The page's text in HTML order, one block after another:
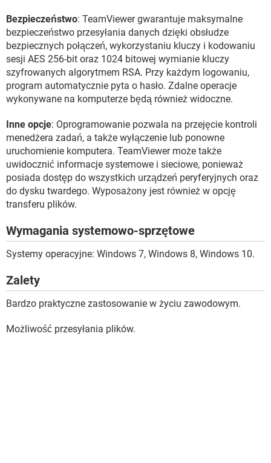
Bezpieczeństwo: TeamViewer gwarantuje maksymalne
bezpieczeństwo przesyłania danych dzięki obsłudze
bezpiecznych połączeń, wykorzystaniu kluczy i kodowaniu
sesji AES 256-bit oraz 1024 bitowej wymianie kluczy
szyfrowanych algorytmem RSA. Przy każdym logowaniu,
program automatycznie pyta o hasło. Zdalne operacje
wykonywane na komputerze będą również widoczne.
Inne opcje: Oprogramowanie pozwala na przejęcie kontroli
menedżera zadań, a także wyłączenie lub ponowne
uruchomienie komputera. TeamViewer może także
uwidocznić informacje systemowe i sieciowe, ponieważ
posiada dostęp do wszystkich urządzeń peryferyjnych oraz
do dysku twardego. Wyposażony jest również w opcję
transferu plików.
Wymagania systemowo-sprzętowe
Systemy operacyjne: Windows 7, Windows 8, Windows 10.
Zalety
Bardzo praktyczne zastosowanie w życiu zawodowym.
Możliwość przesyłania plików.